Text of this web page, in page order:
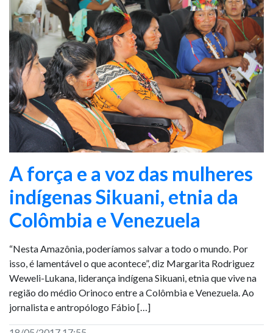
A força e a voz das mulheres
indígenas Sikuani, etnia da
Colômbia e Venezuela
“Nesta Amazônia, poderíamos salvar a todo o mundo. Por
isso, é lamentável o que acontece”, diz Margarita Rodriguez
Weweli-Lukana, liderança indígena Sikuani, etnia que vive na
região do médio Orinoco entre a Colômbia e Venezuela. Ao
jornalista e antropólogo Fábio […]